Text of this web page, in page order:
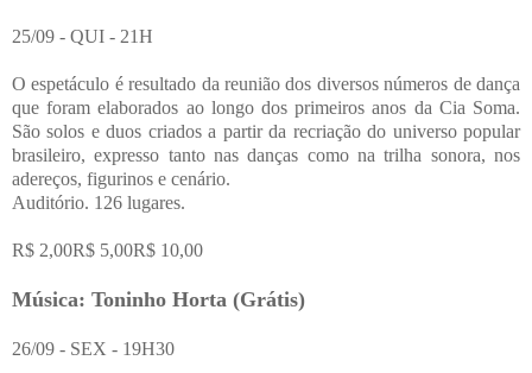
25/09 - QUI - 21H
O espetáculo é resultado da reunião dos diversos números de dança
que foram elaborados ao longo dos primeiros anos da Cia Soma.
São solos e duos criados a partir da recriação do universo popular
brasileiro, expresso tanto nas danças como na trilha sonora, nos
adereços, figurinos e cenário.
Auditório. 126 lugares.
R$ 2,00R$ 5,00R$ 10,00
Música: Toninho Horta (Grátis)
26/09 - SEX - 19H30